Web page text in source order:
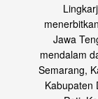
Jawa
mendalam
Semarang,
Kabupaten